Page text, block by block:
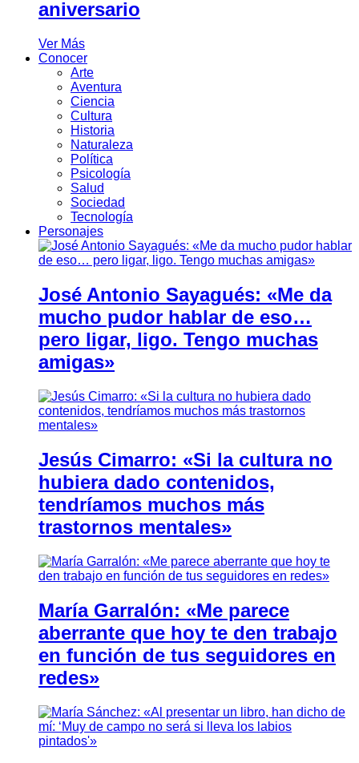
aniversario
Ver Más
Conocer
Arte
Aventura
Ciencia
Cultura
Historia
Naturaleza
Política
Psicología
Salud
Sociedad
Tecnología
Personajes
José Antonio Sayagués: «Me da
mucho pudor hablar de eso…
pero ligar, ligo. Tengo muchas
amigas»
Jesús Cimarro: «Si la cultura no
hubiera dado contenidos,
tendríamos muchos más
trastornos mentales»
María Garralón: «Me parece
aberrante que hoy te den trabajo
en función de tus seguidores en
redes»